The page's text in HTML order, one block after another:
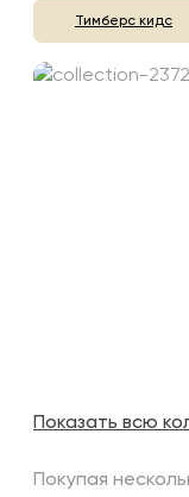
Тимберс кидс
Показать всю
Покупая